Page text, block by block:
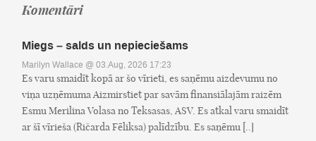
Komentāri
Miegs – salds un nepieciešams
Marilyn Wallace @ 03.Aug, 2026 17:23
Es varu smaidīt kopā ar šo vīrieti, es saņēmu aizdevumu no
viņa uzņēmuma Aizmirstiet par savām finansiālajām raizēm
Esmu Merilina Volasa no Teksasas, ASV. Es atkal varu smaidīt
ar šī vīrieša (Ričarda Fēliksa) palīdzību. Es saņēmu [..]